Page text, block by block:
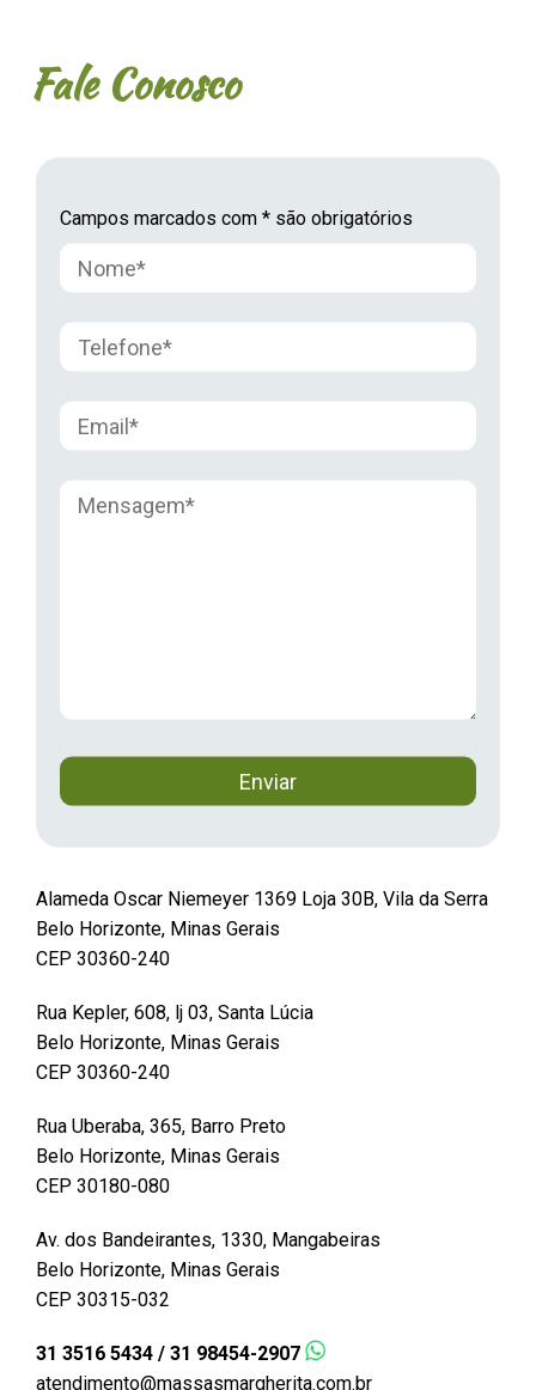
Fale Conosco
Campos marcados com * são obrigatórios
Alameda Oscar Niemeyer 1369 Loja 30B, Vila da Serra
Belo Horizonte, Minas Gerais
CEP 30360-240
Rua Kepler, 608, lj 03, Santa Lúcia
Belo Horizonte, Minas Gerais
CEP 30360-240
Rua Uberaba, 365, Barro Preto
Belo Horizonte, Minas Gerais
CEP 30180-080
Av. dos Bandeirantes, 1330, Mangabeiras
Belo Horizonte, Minas Gerais
CEP 30315-032
31 3516 5434 / 31 98454-2907
atendimento@massasmargherita.com.br